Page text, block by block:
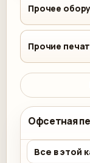
Прочее
Прочие
Офсетная
Все в этой